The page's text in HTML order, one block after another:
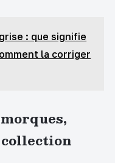
: que signifie
la corriger